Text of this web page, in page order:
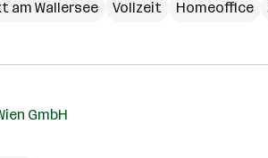
am Wallersee Vollzeit Homeoffice
GmbH